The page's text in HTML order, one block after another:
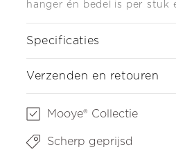
hanger én bedel is per stuk
Specificaties
Verzenden en retouren
Mooye® Collectie
Scherp geprijsd